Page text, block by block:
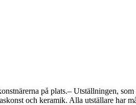
på plats.– Utställningen,
och keramik. Alla utställare har